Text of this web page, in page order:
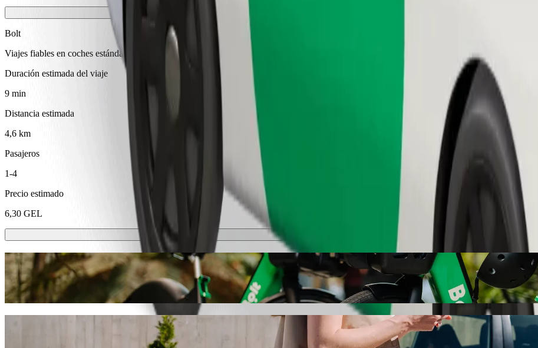
Bolt
Viajes fiables en coches estándar de tamaño medio.
Duración estimada del viaje
9 min
Distancia estimada
4,6 km
Pasajeros
1-4
Precio estimado
6,30 GEL
Pedir viaje
Patinetes o bicis eléctricas
Muévete por Rustavi en patinete o bici eléctrica
Descargar la app de Bolt
Ve de "McDonald's" a "Rustavi Automarket AUTOPAPA" con Bolt